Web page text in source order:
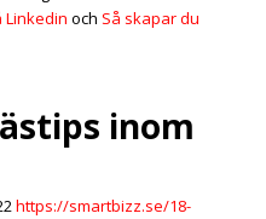
och Så skapar du
inom
https://smartbizz.se/18-